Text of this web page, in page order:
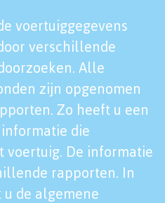
voertuiggegevens
verschillende
Alle
zijn opgenomen
Zo heeft u een
die
voertuig. De informatie
rapporten. In
de algemene